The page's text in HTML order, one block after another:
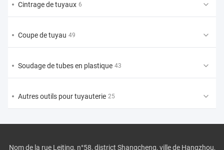
Cintrage de tuyaux 6
Coupe de tuyau 49
Soudage de tubes en plastique 43
Autres outils pour tuyauterie 25
Nom de la rue Leiting, n°58, district Shangcheng, ville de Hangzhou,